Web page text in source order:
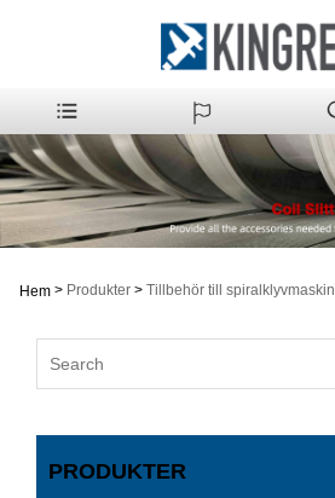
Hem > Produkter > Tillbehör till spiralklyvmaskin
PRODUKTER